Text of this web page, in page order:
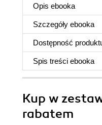
Opis ebooka
Szczegóły ebooka
Dostępność
Spis treści ebooka
Kup w
rabatem